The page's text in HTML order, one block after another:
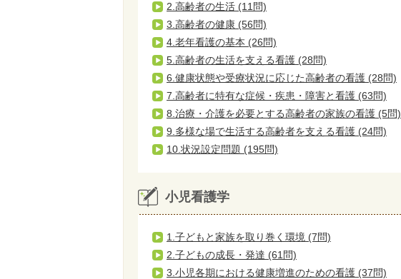
2.高齢者の生活 (11問)
3.高齢者の健康 (56問)
4.老年看護の基本 (26問)
5.高齢者の生活を支える看護 (28問)
6.健康状態や受療状況に応じた高齢者の看護 (28問)
7.高齢者に特有な症候・疾患・障害と看護 (63問)
8.治療・介護を必要とする高齢者の家族の看護 (5問)
9.多様な場で生活する高齢者を支える看護 (24問)
10.状況設定問題 (195問)
小児看護学
1.子どもと家族を取り巻く環境 (7問)
2.子どもの成長・発達 (61問)
3.小児各期における健康増進のための看護 (37問)